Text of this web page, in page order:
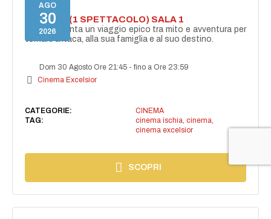
AGO
30
2026
ODISSEA (1 SPETTACOLO) SALA 1
Ulisse affronta un viaggio epico tra mito e avventura per
tornare a Itaca, alla sua famiglia e al suo destino.
Dom 30 Agosto Ore 21:45 -fino a Ore 23:59
Cinema Excelsior
CATEGORIE:
CINEMA
TAG:
cinema ischia, cinema,
cinema excelsior
SCOPRI